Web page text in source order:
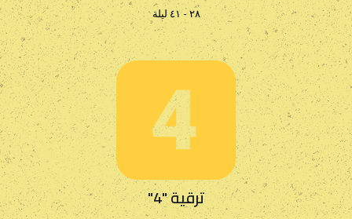
٢٨ - ٤١ ليلة
ترقية "4"